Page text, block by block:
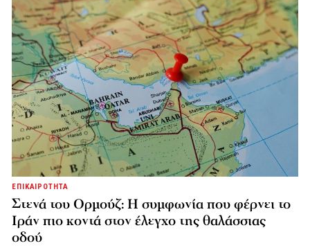
ΕΠΙΚΑΙΡΟΤΗΤΑ
Στενά του Ορμούζ: Η συμφωνία που φέρνει το
Ιράν πιο κοντά στον έλεγχο της θαλάσσιας
οδού